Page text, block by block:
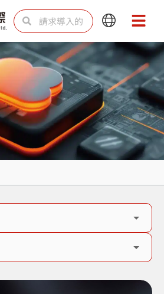
SearchSearch
Main
Menu
Main
Menu